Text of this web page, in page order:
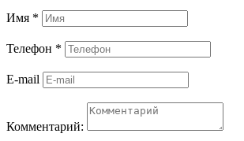
Имя *
Телефон *
E-mail
Комментарий: